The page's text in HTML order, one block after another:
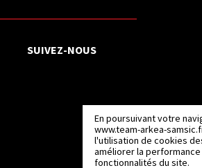
En poursuivant votre
www.team-arkea-
l'utilisation de cookies
améliorer la
fonctionnalités du site.
SUIVEZ-NOUS